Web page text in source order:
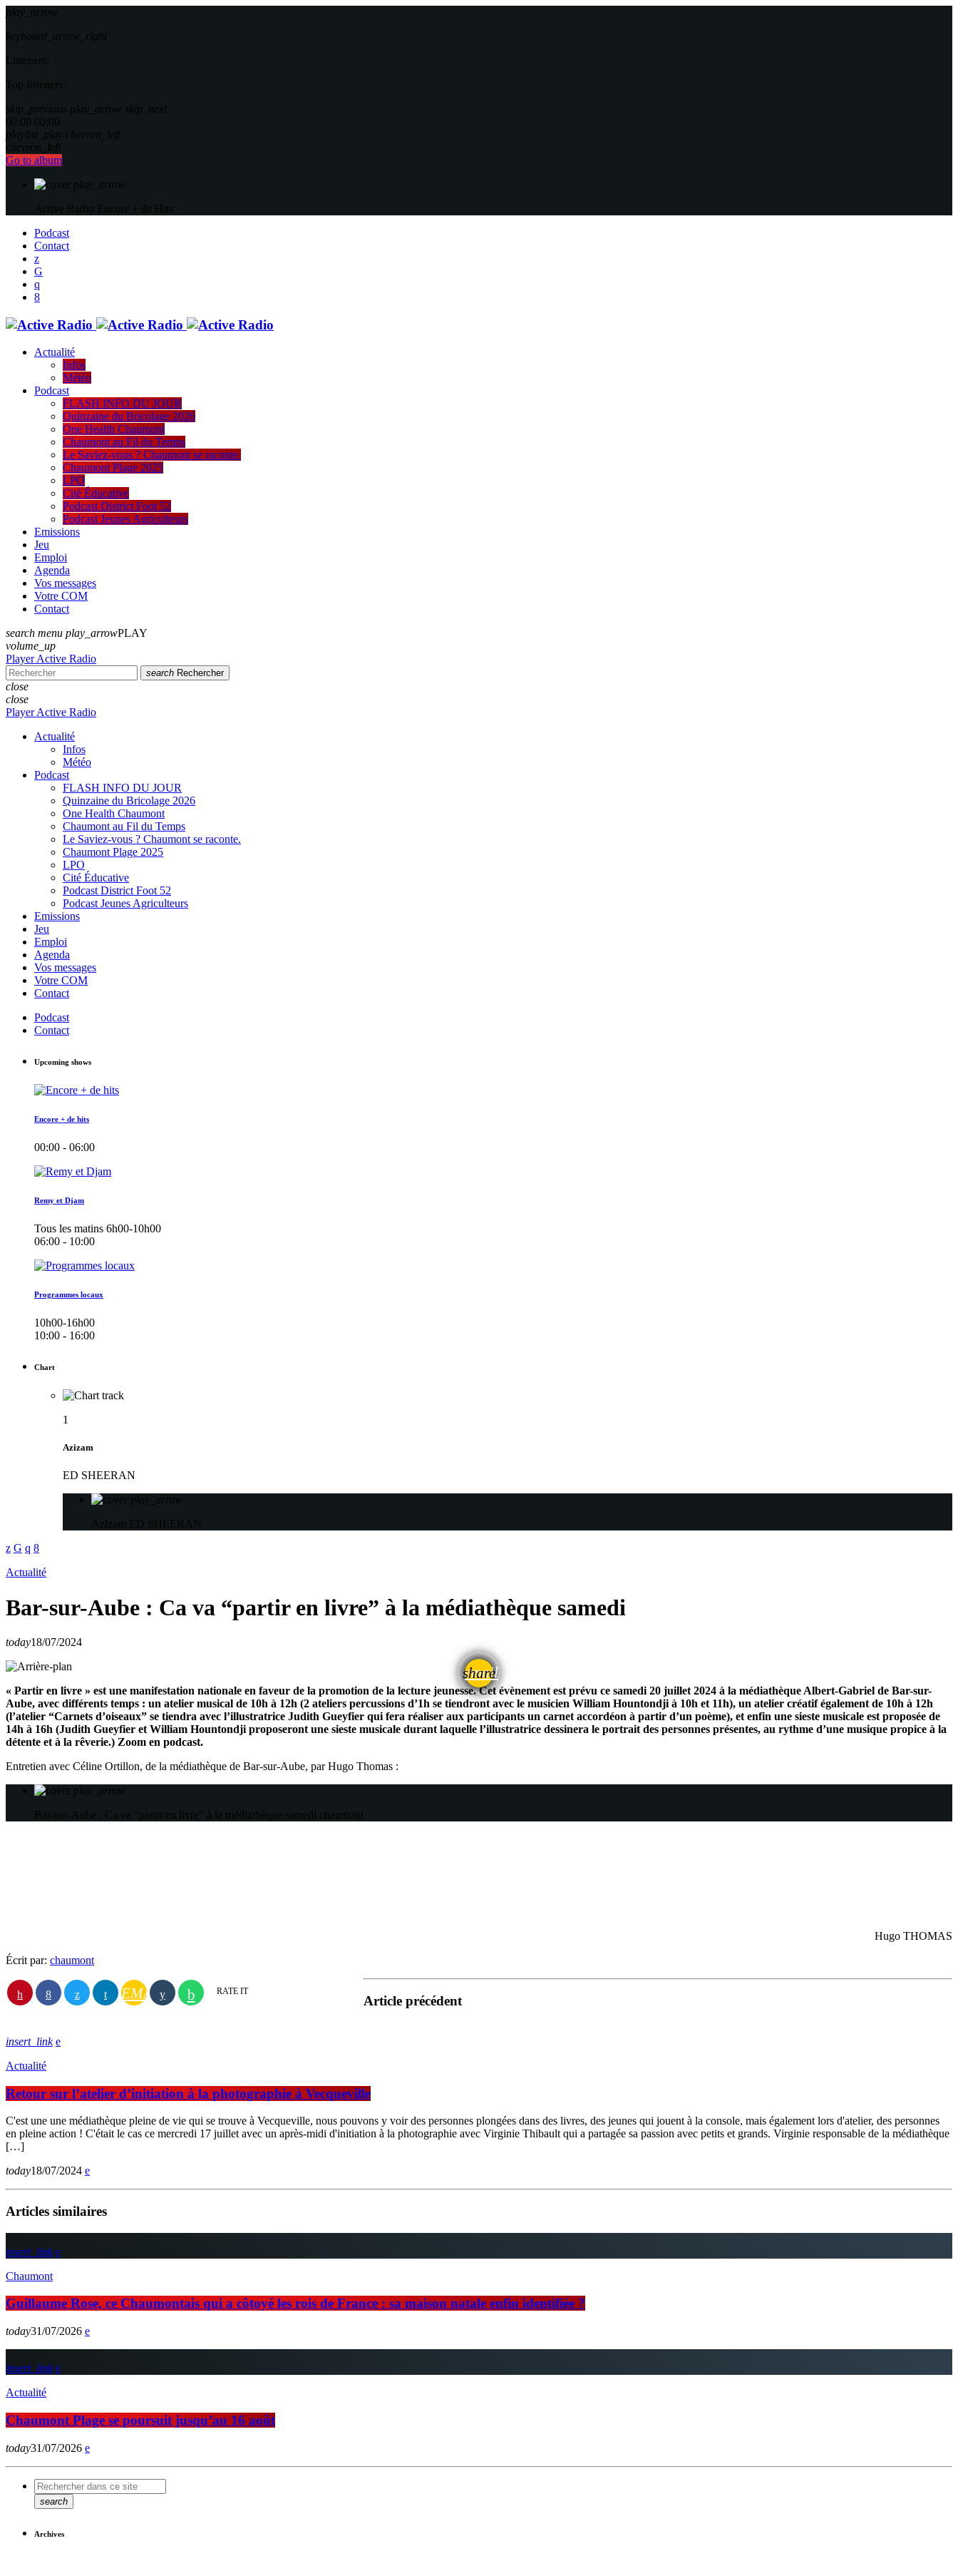
play_arrow
keyboard_arrow_right
Listeners:
Top listeners:
skip_previous play_arrow skip_next
00:00 00:00
playlist_play chevron_left
chevron_left
Go to album
play_arrow
Active Radio Encore + de Hits
Podcast
Contact
Actualité
Infos
Météo
Podcast
FLASH INFO DU JOUR
Quinzaine du Bricolage 2026
One Health Chaumont
Chaumont au Fil du Temps
Le Saviez-vous ? Chaumont se raconte.
Chaumont Plage 2025
LPO
Cité Éducative
Podcast District Foot 52
Podcast Jeunes Agriculteurs
Emissions
Jeu
Emploi
Agenda
Vos messages
Votre COM
Contact
search menu play_arrowPLAY
volume_up
Player Active Radio
search Rechercher
close
close
Player Active Radio
Actualité
Infos
Météo
Podcast
FLASH INFO DU JOUR
Quinzaine du Bricolage 2026
One Health Chaumont
Chaumont au Fil du Temps
Le Saviez-vous ? Chaumont se raconte.
Chaumont Plage 2025
LPO
Cité Éducative
Podcast District Foot 52
Podcast Jeunes Agriculteurs
Emissions
Jeu
Emploi
Agenda
Vos messages
Votre COM
Contact
Podcast
Contact
Upcoming shows
Encore + de hits
00:00 - 06:00
Remy et Djam
Tous les matins 6h00-10h00
06:00 - 10:00
Programmes locaux
10h00-16h00
10:00 - 16:00
Chart
1
Azizam
ED SHEERAN
play_arrow
Azizam
ED SHEERAN
Actualité
Bar-sur-Aube : Ca va “partir en livre” à la médiathèque samedi
today18/07/2024
share
email
« Partir en livre » est une manifestation nationale en faveur de la promotion de la lecture jeunesse. Cet évènement est prévu ce samedi 20 juillet 2024 à la médiathèque Albert-Gabriel de Bar-sur-
Aube, avec différents temps : un atelier musical de 10h à 12h (2 ateliers percussions d’1h se tiendront avec le musicien William Hountondji à 10h et 11h), un atelier créatif également de 10h à 12h
(l’atelier “Carnets d’oiseaux” se tiendra avec l’illustratrice Judith Gueyfier qui fera réaliser aux participants un carnet accordéon à partir d’un poème), et enfin une sieste musicale est proposée de
14h à 16h (Judith Gueyfier et William Hountondji proposeront une sieste musicale durant laquelle l’illustratrice dessinera le portrait des personnes présentes, au rythme d’une musique propice à la
détente et à la rêverie.) Zoom en podcast.
Entretien avec Céline Ortillon, de la médiathèque de Bar-sur-Aube, par Hugo Thomas :
play_arrow
Bar-sur-Aube : Ca va “partir en livre” à la médiathèque samedi
chaumont
Hugo THOMAS
Écrit par: chaumont
EMAIL RATE IT
Article précédent
insert_link
Actualité
Retour sur l’atelier d’initiation à la photographie à Vecqueville
C'est une une médiathèque pleine de vie qui se trouve à Vecqueville, nous pouvons y voir des personnes plongées dans des livres, des jeunes qui jouent à la console, mais également lors d'atelier, des personnes
en pleine action ! C'était le cas ce mercredi 17 juillet avec un après-midi d'initiation à la photographie avec Virginie Thibault qui a partagée sa passion avec petits et grands. Virginie responsable de la médiathèque
[…]
today18/07/2024
Articles similaires
insert_link
Chaumont
Guillaume Rose, ce Chaumontais qui a côtoyé les rois de France : sa maison natale enfin identifiée ?
today31/07/2026
insert_link
Actualité
Chaumont Plage se poursuit jusqu’au 16 août
today31/07/2026
search
Archives